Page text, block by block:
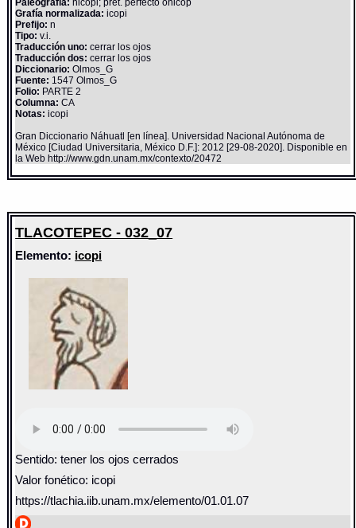
Paleografía: nicopi; pret. perfecto onicop
Grafía normalizada: icopi
Prefijo: n
Tipo: v.i.
Traducción uno: cerrar los ojos
Traducción dos: cerrar los ojos
Diccionario:Olmos_G
Fuente: 1547 Olmos_G
Folio: PARTE 2
Columna: CA
Notas: icopi
Gran Diccionario Náhuatl [en línea]. Universidad Nacional Autónoma de
México [Ciudad Universitaria, México D.F.]: 2012 [29-08-2020]. Disponible en
la Web http://www.gdn.unam.mx/contexto/20472
TLACOTEPEC - 032_07
Elemento: icopi
Sentido: tener los ojos cerrados
Valor fonético: icopi
https://tlachia.iib.unam.mx/elemento/01.01.07